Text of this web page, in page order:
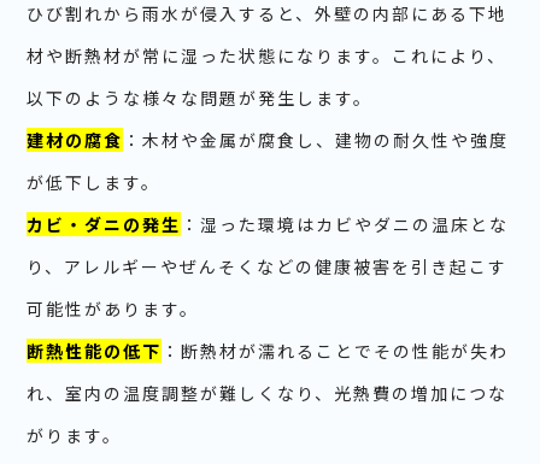
ひび割れから雨水が侵入すると、外壁の内部にある下地
材や断熱材が常に湿った状態になります。これにより、
以下のような様々な問題が発生します。
建材の腐食 ：木材や金属が腐食し、建物の耐久性や強度
が低下します。
カビ・ダニの発生 ：湿った環境はカビやダニの温床とな
り、アレルギーやぜんそくなどの健康被害を引き起こす
可能性があります。
断熱性能の低下 ：断熱材が濡れることでその性能が失わ
れ、室内の温度調整が難しくなり、光熱費の増加につな
がります。